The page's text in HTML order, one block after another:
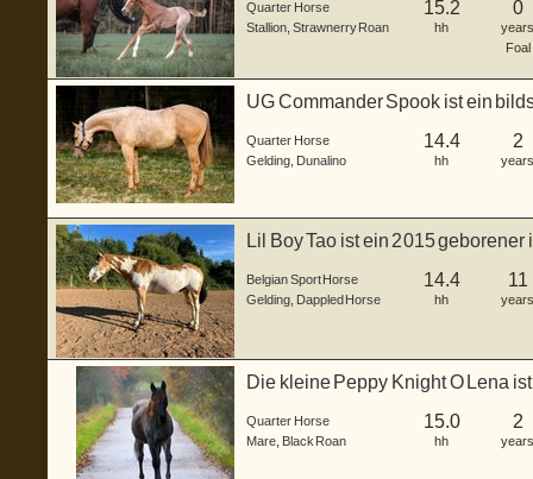
Quarter Horse
Stallion Strawnerry Roan
15.2
hh
0
years
Foal
UG Commander Spook ist ein
Quarter Horse
Gelding Dunalino
14.4
hh
2
years
Lil Boy Tao ist ein 2015
Belgian Sport Horse
Gelding Dappled Horse
14.4
hh
11
years
Die kleine Peppy Knight O Lena
Quarter Horse
Mare Black Roan
15.0
hh
2
years